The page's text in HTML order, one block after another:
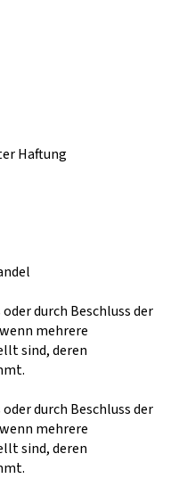
Haftung
durch Beschluss der
mehrere
sind, deren
durch Beschluss der
mehrere
sind, deren